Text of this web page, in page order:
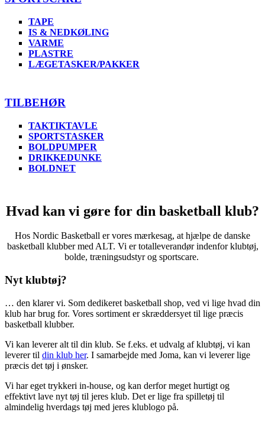
TAPE
IS & NEDKØLING
VARME
PLASTRE
LÆGETASKER/PAKKER
TILBEHØR
TAKTIKTAVLE
SPORTSTASKER
BOLDPUMPER
DRIKKEDUNKE
BOLDNET
Hvad kan vi gøre for din basketball klub?
Hos Nordic Basketball er vores mærkesag, at hjælpe de danske
basketball klubber med ALT. Vi er totalleverandør indenfor klubtøj,
bolde, træningsudstyr og sportscare.
Nyt klubtøj?
… den klarer vi. Som dedikeret basketball shop, ved vi lige hvad din
klub har brug for. Vores sortiment er skræddersyet til lige præcis
basketball klubber.
Vi kan leverer alt til din klub. Se f.eks. et udvalg af klubtøj, vi kan
leverer til din klub her. I samarbejde med Joma, kan vi leverer lige
præcis det tøj i ønsker.
Vi har eget trykkeri in-house, og kan derfor meget hurtigt og
effektivt lave nyt tøj til jeres klub. Det er lige fra spilletøj til
almindelig hverdags tøj med jeres klublogo på.